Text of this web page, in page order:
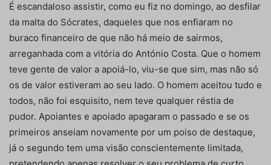
É escandaloso assistir, como eu fiz no domingo, ao desfilar
da malta do Sócrates, daqueles que nos enfiaram no
buraco financeiro de que não há meio de sairmos,
arreganhada com a vitória do António Costa. Que o homem
teve gente de valor a apoiá-lo, viu-se que sim, mas não só
os de valor estiveram ao seu lado. O homem aceitou tudo e
todos, não foi esquisito, nem teve qualquer réstia de
pudor. Apoiantes e apoiado apagaram o passado e se os
primeiros anseiam novamente por um poiso de destaque,
já o segundo tem uma visão conscientemente limitada,